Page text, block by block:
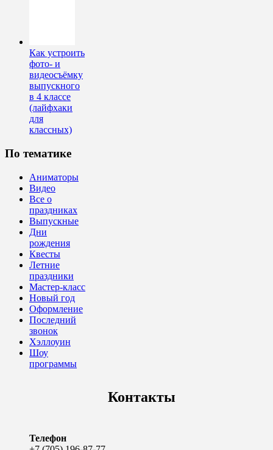
Как устроить
фото- и
видеосъёмку
выпускного
в 4 классе
(лайфхаки
для
классных)
По тематике
Аниматоры
Видео
Все о
праздниках
Выпускные
Дни
рождения
Квесты
Летние
праздники
Мастер-класс
Новый год
Оформление
Последний
звонок
Хэллоуин
Шоу
программы
Контакты
Телефон